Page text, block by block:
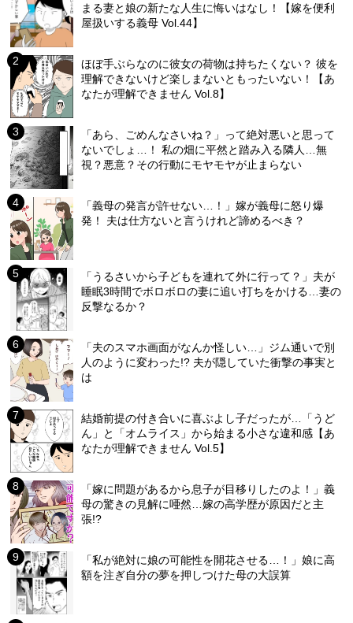
まる妻と娘の新たな人生に悔いはなし！【嫁を便利
屋扱いする義母 Vol.44】
ほぼ手ぶらなのに彼女の荷物は持ちたくない？ 彼を
理解できないけど楽しまないともったいない！【あ
なたが理解できません Vol.8】
「あら、ごめんなさいね？」って絶対悪いと思って
ないでしょ…！ 私の畑に平然と踏み入る隣人…無
視？悪意？その行動にモヤモヤが止まらない
「義母の発言が許せない…！」嫁が義母に怒り爆
発！ 夫は仕方ないと言うけれど諦めるべき？
「うるさいから子どもを連れて外に行って？」夫が
睡眠3時間でボロボロの妻に追い打ちをかける…妻の
反撃なるか？
「夫のスマホ画面がなんか怪しい…」ジム通いで別
人のように変わった!? 夫が隠していた衝撃の事実と
は
結婚前提の付き合いに喜ぶよし子だったが…「うど
ん」と「オムライス」から始まる小さな違和感【あ
なたが理解できません Vol.5】
「嫁に問題があるから息子が目移りしたのよ！」義
母の驚きの見解に唖然…嫁の高学歴が原因だと主
張!?
「私が絶対に娘の可能性を開花させる…！」娘に高
額を注ぎ自分の夢を押しつけた母の大誤算